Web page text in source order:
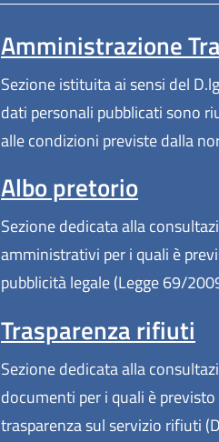
Amministrazione
Sezione istituita ai sensi del
dati personali pubblicati sono
alle condizioni previste dalla
Albo pretorio
Sezione dedicata alla
amministrativi per i quali è
pubblicità legale (Legge 69/
Trasparenza rifiuti
Sezione dedicata alla
documenti per i quali è
trasparenza sul servizio rifiuti